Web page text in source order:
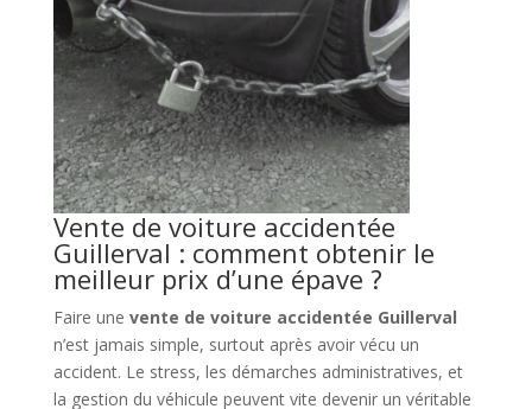
Vente de voiture accidentée
Guillerval : comment obtenir le
meilleur prix d’une épave ?
Faire une vente de voiture accidentée Guillerval
n’est jamais simple, surtout après avoir vécu un
accident. Le stress, les démarches administratives, et
la gestion du véhicule peuvent vite devenir un véritable